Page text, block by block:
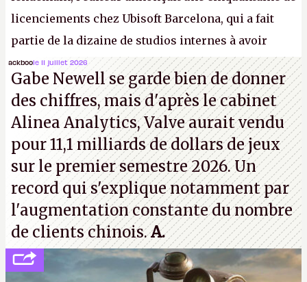
licenciements chez Ubisoft Barcelona, qui a fait
partie de la dizaine de studios internes à avoir
travaillé sur cetAssassin's Creedsous la direction
d'Ubisoft Singapour.A.
ackboole 11 juillet 2026
Gabe Newell se garde bien de donner
des chiffres, mais d'après le cabinet
Alinea Analytics, Valve aurait vendu
pour 11,1 milliards de dollars de jeux
sur le premier semestre 2026. Un
record qui s'explique notamment par
l'augmentation constante du nombre
de clients chinois.A.